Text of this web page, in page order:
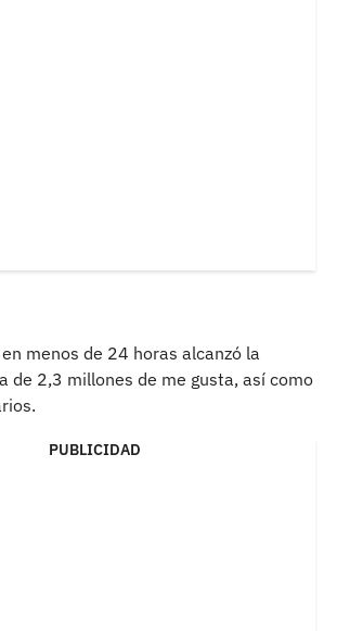
menos de 24 horas alcanzó la
de 2,3 millones de me gusta, así como
PUBLICIDAD